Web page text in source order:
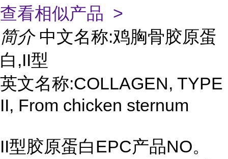
查看相似产品 >
简介 中文名称:鸡胸骨胶原蛋
白,II型
英文名称:COLLAGEN, TYPE
II, From chicken sternum
II型胶原蛋白EPC产品NO。